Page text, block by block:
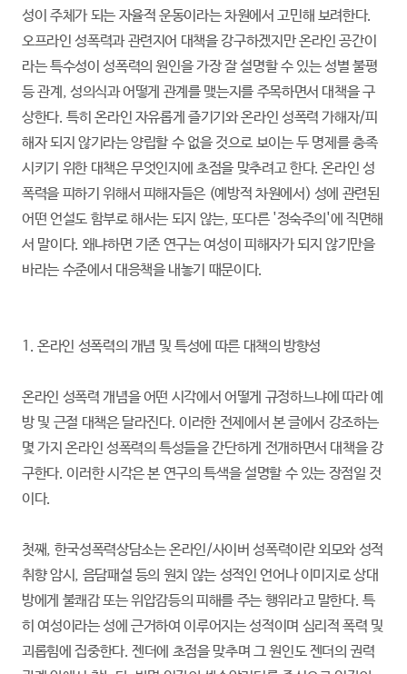
성이 주체가 되는 자율적 운동이라는 차원에서 고민해 보려한다.
오프라인 성폭력과 관련지어 대책을 강구하겠지만 온라인 공간이
라는 특수성이 성폭력의 원인을 가장 잘 설명할 수 있는 성별 불평
등 관계, 성의식과 어떻게 관계를 맺는지를 주목하면서 대책을 구
상한다. 특히 온라인 자유롭게 즐기기와 온라인 성폭력 가해자/피
해자 되지 않기라는 양립할 수 없을 것으로 보이는 두 명제를 충족
시키기 위한 대책은 무엇인지에 초점을 맞추려고 한다. 온라인 성
폭력을 피하기 위해서 피해자들은 (예방적 차원에서) 성에 관련된
어떤 언설도 함부로 해서는 되지 않는, 또다른 '정숙주의'에 직면해
서 말이다. 왜냐하면 기존 연구는 여성이 피해자가 되지 않기만을
바라는 수준에서 대응책을 내놓기 때문이다.
1. 온라인 성폭력의 개념 및 특성에 따른 대책의 방향성
온라인 성폭력 개념을 어떤 시각에서 어떻게 규정하느냐에 따라 예
방 및 근절 대책은 달라진다. 이러한 전제에서 본 글에서 강조하는
몇 가지 온라인 성폭력의 특성들을 간단하게 전개하면서 대책을 강
구한다. 이러한 시각은 본 연구의 특색을 설명할 수 있는 장점일 것
이다.
첫째, 한국성폭력상담소는 온라인/사이버 성폭력이란 외모와 성적
취향 암시, 음담패설 등의 원치 않는 성적인 언어나 이미지로 상대
방에게 불쾌감 또는 위압감등의 피해를 주는 행위라고 말한다. 특
히 여성이라는 성에 근거하여 이루어지는 성적이며 심리적 폭력 및
괴롭힘에 집중한다. 젠더에 초점을 맞추며 그 원인도 젠더의 권력